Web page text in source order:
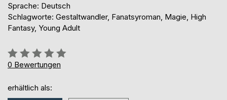
Sprache: Deutsch
Schlagworte: Gestaltwandler, Fanatsyroman, Magie, High
Fantasy, Young Adult
Bewertung::
0%
0 Bewertungen
erhältlich als: